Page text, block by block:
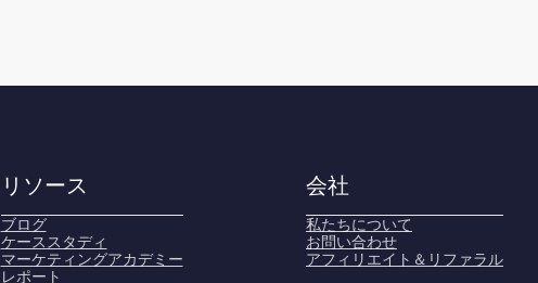
リソース
ブログ
ケーススタディ
マーケティングアカデミー
レポート
会社
私たちについて
お問い合わせ
アフィリエイト＆リファラル